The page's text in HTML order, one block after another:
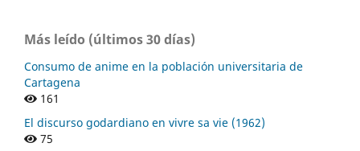
Más leído (últimos 30 días)
Consumo de anime en la población universitaria de
Cartagena
161
El discurso godardiano en vivre sa vie (1962)
75